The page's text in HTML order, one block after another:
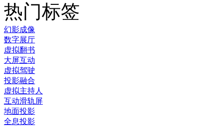
热门标签
幻影成像
数字展厅
虚拟翻书
大屏互动
虚拟驾驶
投影融合
虚拟主持人
互动滑轨屏
地面投影
全息投影